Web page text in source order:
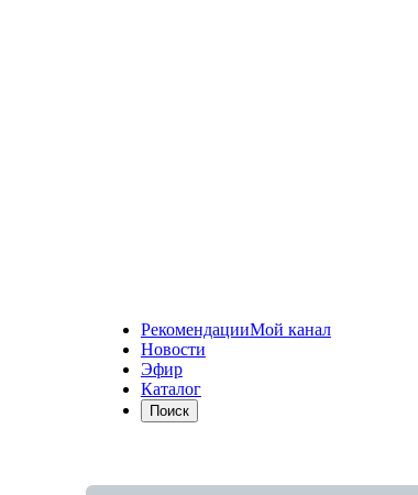
РекомендацииМой канал
Новости
Эфир
Каталог
Поиск